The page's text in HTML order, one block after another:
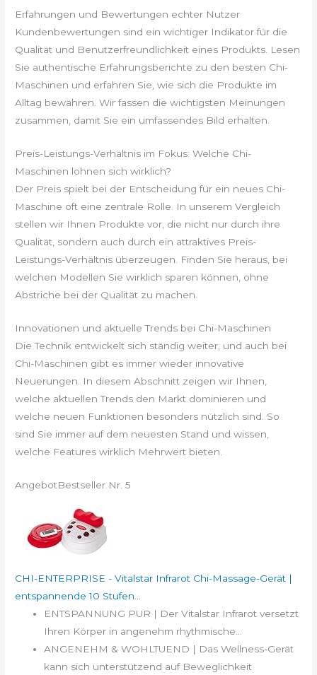
Erfahrungen und Bewertungen echter Nutzer
Kundenbewertungen sind ein wichtiger Indikator für die
Qualität und Benutzerfreundlichkeit eines Produkts. Lesen
Sie authentische Erfahrungsberichte zu den besten Chi-
Maschinen und erfahren Sie, wie sich die Produkte im
Alltag bewähren. Wir fassen die wichtigsten Meinungen
zusammen, damit Sie ein umfassendes Bild erhalten.
Preis-Leistungs-Verhältnis im Fokus: Welche Chi-
Maschinen lohnen sich wirklich?
Der Preis spielt bei der Entscheidung für ein neues Chi-
Maschine oft eine zentrale Rolle. In unserem Vergleich
stellen wir Ihnen Produkte vor, die nicht nur durch ihre
Qualität, sondern auch durch ein attraktives Preis-
Leistungs-Verhältnis überzeugen. Finden Sie heraus, bei
welchen Modellen Sie wirklich sparen können, ohne
Abstriche bei der Qualität zu machen.
Innovationen und aktuelle Trends bei Chi-Maschinen
Die Technik entwickelt sich ständig weiter, und auch bei
Chi-Maschinen gibt es immer wieder innovative
Neuerungen. In diesem Abschnitt zeigen wir Ihnen,
welche aktuellen Trends den Markt dominieren und
welche neuen Funktionen besonders nützlich sind. So
sind Sie immer auf dem neuesten Stand und wissen,
welche Features wirklich Mehrwert bieten.
AngebotBestseller Nr. 5
CHI-ENTERPRISE - Vitalstar Infrarot Chi-Massage-Gerät |
entspannende 10 Stufen...
ENTSPANNUNG PUR | Der Vitalstar Infrarot versetzt
Ihren Körper in angenehm rhythmische...
ANGENEHM & WOHLTUEND | Das Wellness-Gerät
kann sich unterstützend auf Beweglichkeit